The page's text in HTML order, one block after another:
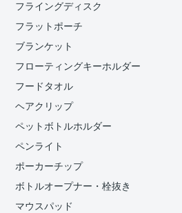
フライングディスク
フラットポーチ
ブランケット
フローティングキーホルダー
フードタオル
ヘアクリップ
ペットボトルホルダー
ペンライト
ポーカーチップ
ボトルオープナー・栓抜き
マウスパッド